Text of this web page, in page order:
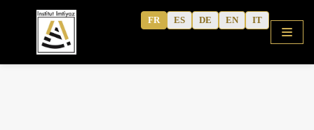
contenu
FR ES DE EN IT